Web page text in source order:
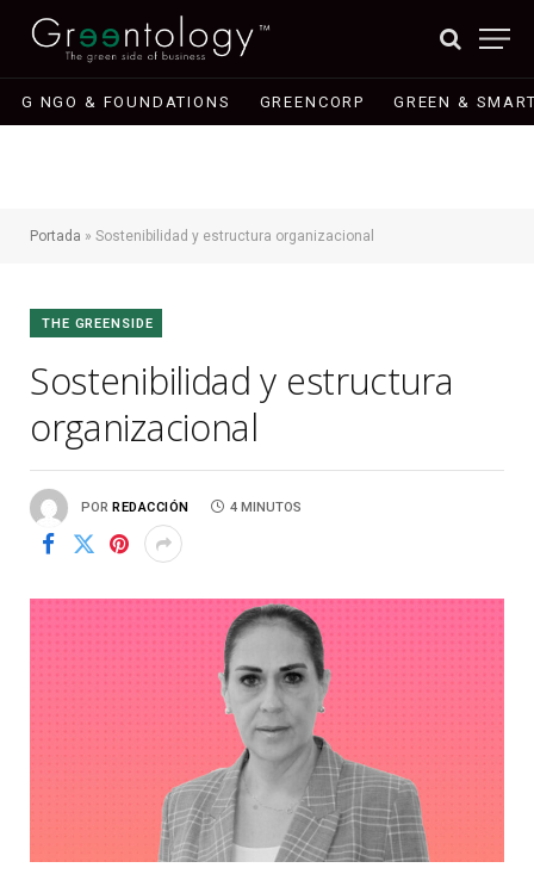
G NGO & FOUNDATIONS GREENCORP GREEN &
Portada » Sostenibilidad y estructura organizacional
THE GREENSIDE
Sostenibilidad y estructura
organizacional
POR REDACCIÓN 4 MINUTOS